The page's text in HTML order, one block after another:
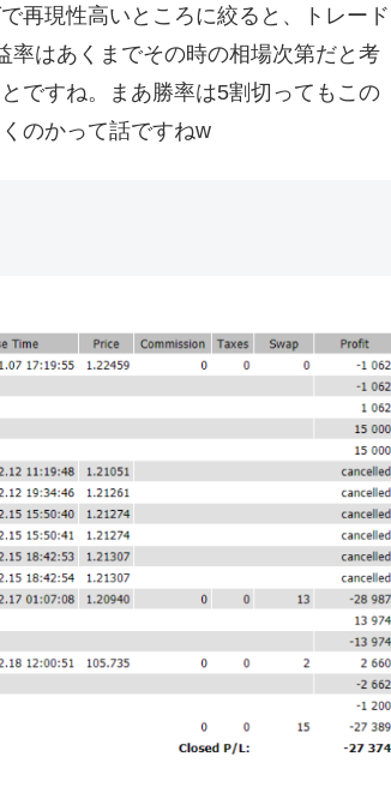
再現性高いところに絞ると、トレード
率はあくまでその時の相場次第だと考
ですね。まあ勝率は5割切ってもこの
のかって話ですねw